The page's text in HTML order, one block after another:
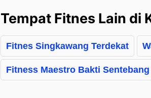
Tempat Fitnes Lain di
Fitnes Singkawang Terdekat
Fitness Maestro Bakti Sentebang